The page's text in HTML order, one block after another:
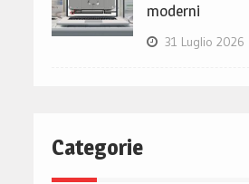
moderni
31 Luglio 2026
Categorie